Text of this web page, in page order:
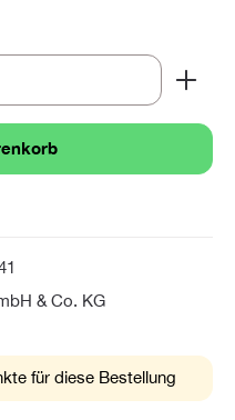
Wert ein
& Co. KG
für diese Bestellung